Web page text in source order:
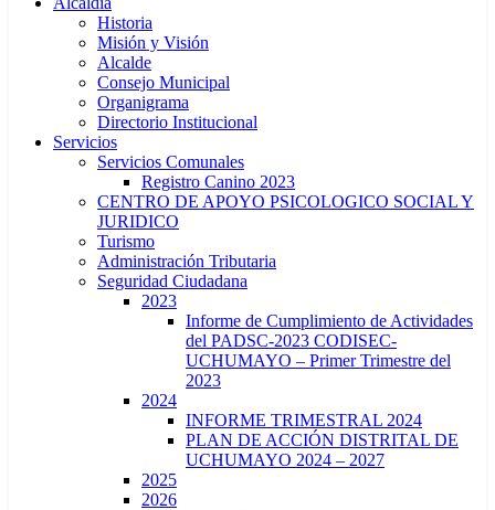
Historia
Misión y Visión
Alcalde
Consejo Municipal
Organigrama
Directorio Institucional
Servicios
Servicios Comunales
Registro Canino 2023
CENTRO DE APOYO PSICOLOGICO SOCIAL Y
JURIDICO
Turismo
Administración Tributaria
Seguridad Ciudadana
2023
Informe de Cumplimiento de Actividades
del PADSC-2023 CODISEC-
UCHUMAYO – Primer Trimestre del
2023
2024
INFORME TRIMESTRAL 2024
PLAN DE ACCIÓN DISTRITAL DE
UCHUMAYO 2024 – 2027
2025
2026